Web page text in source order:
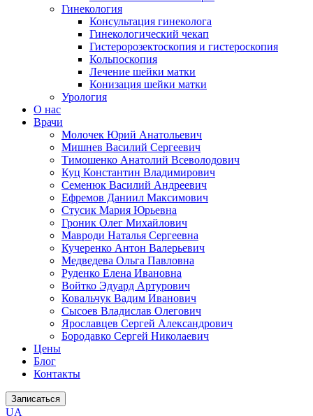
Гинекология
Консультация гинеколога
Гинекологический чекап
Гистеророзектоскопия и гистероскопия
Кольпоскопия
Лечение шейки матки
Конизация шейки матки
Урология
О нас
Врачи
Молочек Юрий Анатольевич
Мишнев Василий Сергеевич
Тимошенко Анатолий Всеволодович
Куц Константин Владимирович
Семенюк Василий Андреевич
Ефремов Даниил Максимович
Стусик Мария Юрьевна
Гроник Олег Михайлович
Мавроди Наталья Сергеевна
Кучеренко Антон Валерьевич
Медведева Ольга Павловна
Руденко Елена Ивановна
Войтко Эдуард Артурович
Ковальчук Вадим Иванович
Сысоев Владислав Олегович
Ярославцев Сергей Александрович
Бородавко Сергей Николаевич
Цены
Блог
Контакты
Записаться
UA